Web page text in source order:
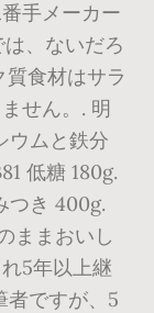
手メーカー
、ないだろ
食材はサラ
せん。. 明
ウムと鉄分
低糖 180g.
つき 400g.
ままおいし
5年以上継
者ですが、5